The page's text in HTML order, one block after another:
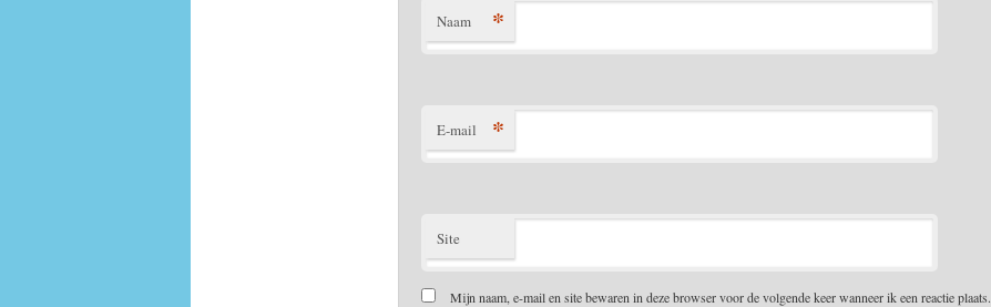
Naam *
E-mail *
Site
Mijn naam, e-mail en site bewaren in deze browser voor de volgende keer wanneer ik een reactie plaats.